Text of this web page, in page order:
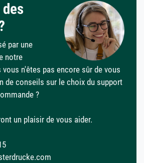
par une
notre
n'êtes pas encore sûr de vous
de conseils sur le choix du support
?
un plaisir de vous aider.